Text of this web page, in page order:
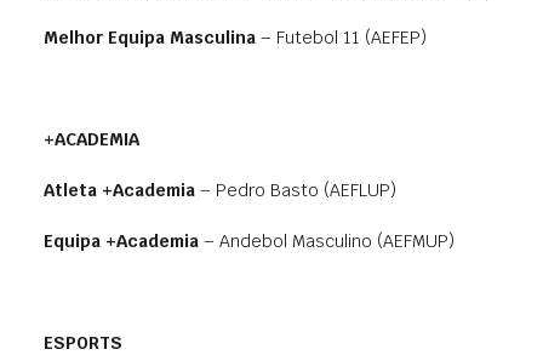
Melhor Equipa Masculina – Futebol 11 (AEFEP)
+ACADEMIA
Atleta +Academia – Pedro Basto (AEFLUP)
Equipa +Academia – Andebol Masculino (AEFMUP)
ESPORTS